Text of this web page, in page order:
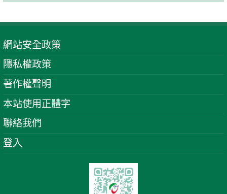
網站安全政策
隱私權政策
著作權聲明
本站使用正體字
聯絡我們
登入